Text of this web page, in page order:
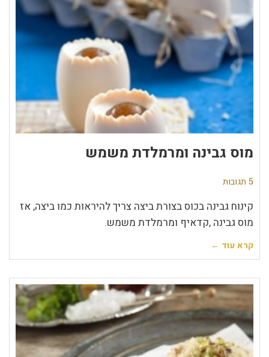
מוס גבינה ומרמלדת משמש
5 תגובות
קינוח גבינה בכוס בצורת ביצה צריך להיראות כמו ביצה, אז
מוס גבינה ,קדאיף ומרמלדת משמש.
קרא עוד ←